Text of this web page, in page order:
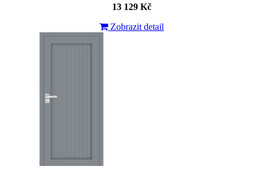
13 129 Kč
Zobrazit detail